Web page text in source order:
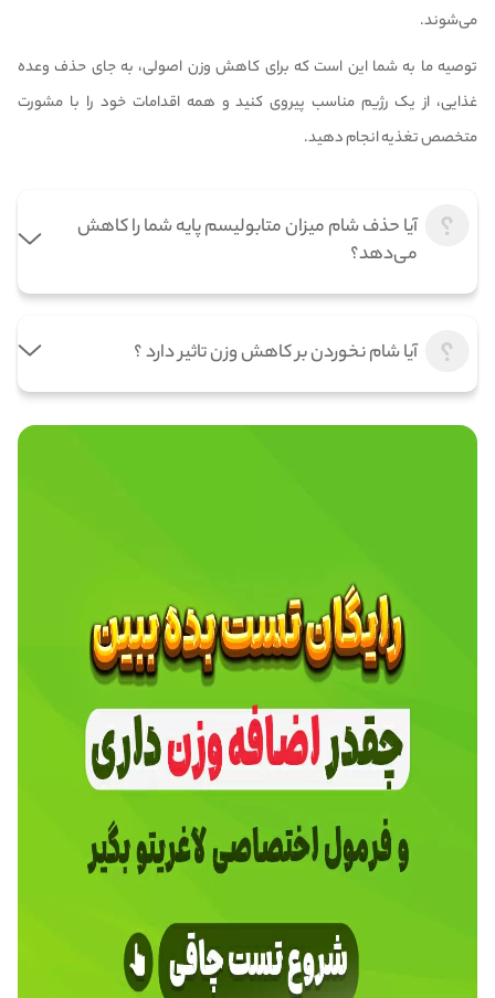
می‌شوند.
توصیه ما به شما این است که برای کاهش وزن اصولی، به جای حذف وعده
غذایی، از یک رژیم مناسب پیروی کنید و همه اقدامات خود را با مشورت
متخصص تغذیه انجام دهید.
آیا حذف شام میزان متابولیسم پایه شما را کاهش
می‌دهد؟
آیا شام نخوردن بر کاهش وزن تاثیر دارد ؟